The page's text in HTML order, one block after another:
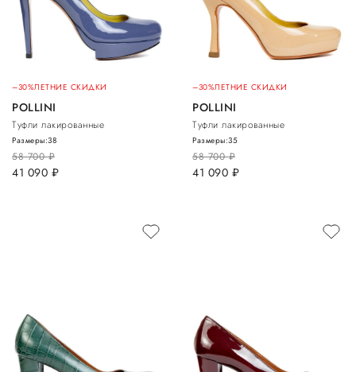
–30%ЛЕТНИЕ СКИДКИ
POLLINI
Туфли лакированные
58 700руб.
41 090 руб.
Размеры:38
–30%ЛЕТНИЕ СКИДКИ
POLLINI
Туфли лакированные
58 700руб.
41 090 руб.
Размеры:35